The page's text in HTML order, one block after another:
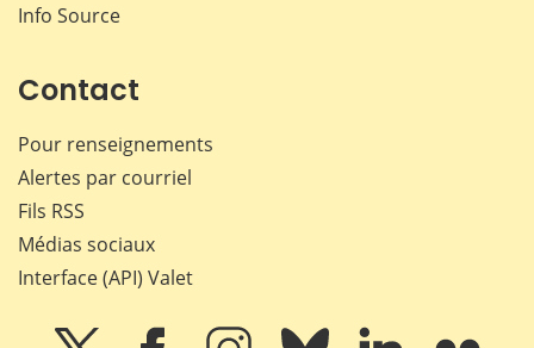
Info Source
Contact
Pour renseignements
Alertes par courriel
Fils RSS
Médias sociaux
Interface (API) Valet